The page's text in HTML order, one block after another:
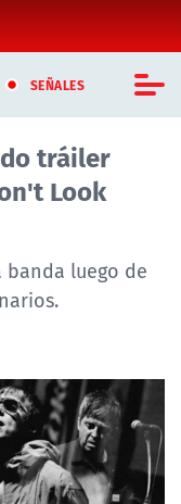
SEÑALES
tráiler
Look
banda luego de